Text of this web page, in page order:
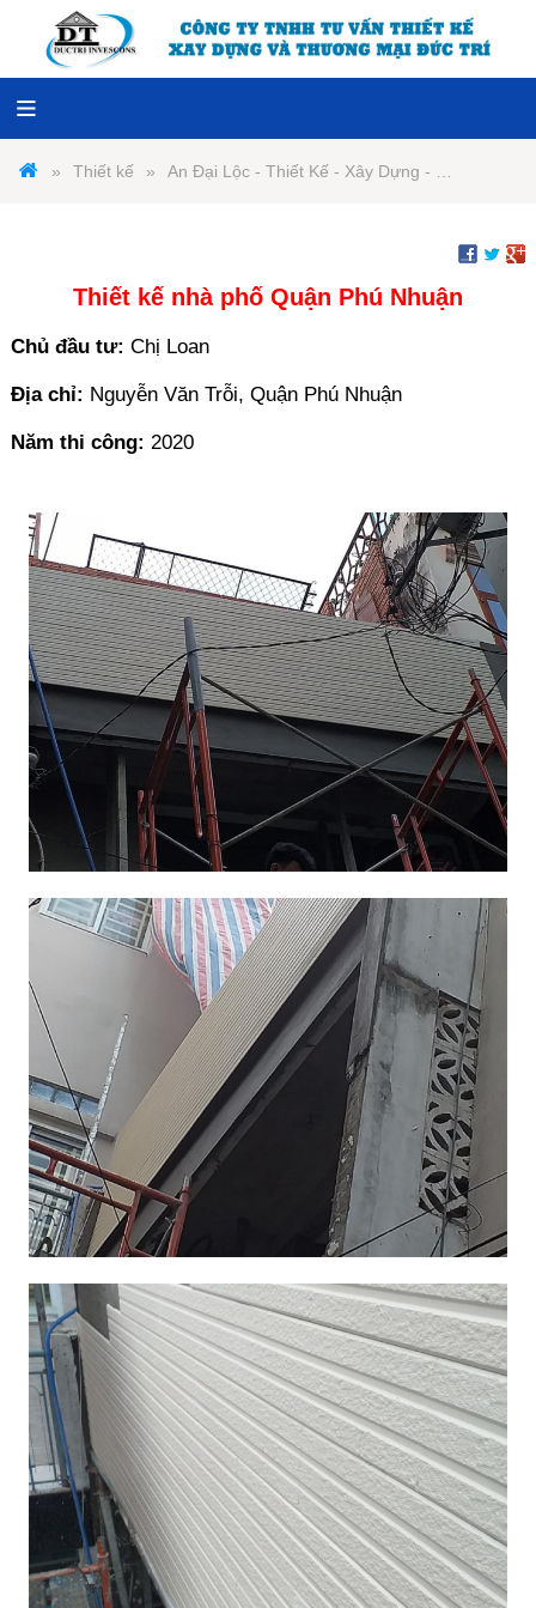
Thiết kế
Thiết kế nhà phố Quận Phú Nhuận
Chủ đầu tư: Chị Loan
Địa chỉ: Nguyễn Văn Trỗi, Quận Phú Nhuận
Năm thi công: 2020